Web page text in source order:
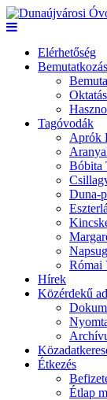
Elérhetőség
Bemutatkozás
Tagóvodák
Aprók
Bóbita
Duna-
Római
Hírek
Közérdekű
Étkezés
Étlap